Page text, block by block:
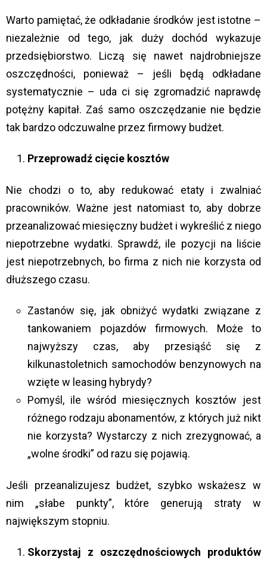
Warto pamiętać, że odkładanie środków jest istotne –
niezależnie od tego, jak duży dochód wykazuje
przedsiębiorstwo. Liczą się nawet najdrobniejsze
oszczędności, ponieważ – jeśli będą odkładane
systematycznie – uda ci się zgromadzić naprawdę
potężny kapitał. Zaś samo oszczędzanie nie będzie
tak bardzo odczuwalne przez firmowy budżet.
Przeprowadź cięcie kosztów
Nie chodzi o to, aby redukować etaty i zwalniać
pracowników. Ważne jest natomiast to, aby dobrze
przeanalizować miesięczny budżet i wykreślić z niego
niepotrzebne wydatki. Sprawdź, ile pozycji na liście
jest niepotrzebnych, bo firma z nich nie korzysta od
dłuższego czasu.
Zastanów się, jak obniżyć wydatki związane z
tankowaniem pojazdów firmowych. Może to
najwyższy czas, aby przesiąść się z
kilkunastoletnich samochodów benzynowych na
wzięte w leasing hybrydy?
Pomyśl, ile wśród miesięcznych kosztów jest
różnego rodzaju abonamentów, z których już nikt
nie korzysta? Wystarczy z nich zrezygnować, a
„wolne środki” od razu się pojawią.
Jeśli przeanalizujesz budżet, szybko wskażesz w
nim „słabe punkty”, które generują straty w
największym stopniu.
Skorzystaj z oszczędnościowych produktów